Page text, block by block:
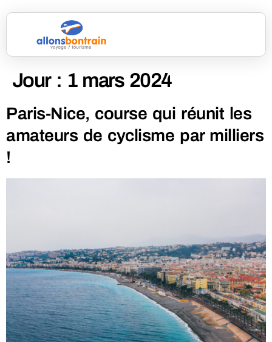
Jour : 1 mars 2024
Paris-Nice, course qui réunit les
amateurs de cyclisme par milliers
!